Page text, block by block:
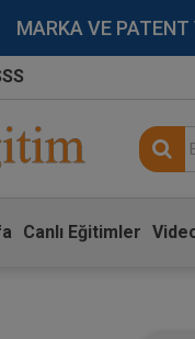
MARKA VE
Canlı Eğitimler